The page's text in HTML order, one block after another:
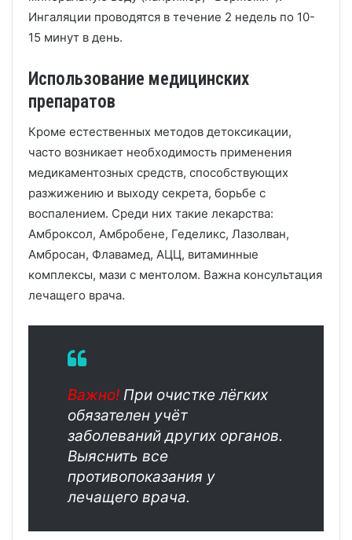
Ингаляции проводятся в течение 2 недель по 10-
15 минут в день.
Использование медицинских
препаратов
Кроме естественных методов детоксикации,
часто возникает необходимость применения
медикаментозных средств, способствующих
разжижению и выходу секрета, борьбе с
воспалением. Среди них такие лекарства:
Амброксол, Амбробене, Геделикс, Лазолван,
Амбросан, Флавамед, АЦЦ, витаминные
комплексы, мази с ментолом. Важна консультация
лечащего врача.
Важно! При очистке лёгких
обязателен учёт
заболеваний других органов.
Выяснить все
противопоказания у
лечащего врача.